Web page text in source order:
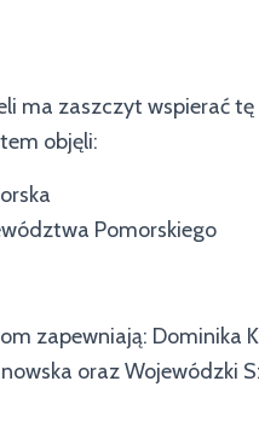
ma zaszczyt wspierać
objęli:
Pomorskiego
zapewniają: Dominika
oraz Wojewódzki